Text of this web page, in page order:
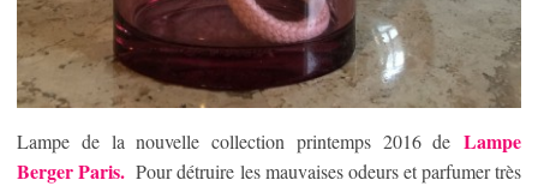
Lampe de la nouvelle collection printemps 2016 de Lampe
Berger Paris. Pour détruire les mauvaises odeurs et parfumer très